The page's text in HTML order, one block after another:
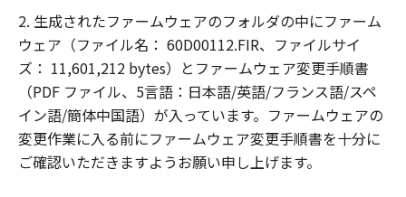
(2) お客様は、「許諾ソフトウェア」の全
部または一部を修正、改変、翻訳、翻案、
逆コンパイル、逆アセンブル、その他リバ
ースエンジニアリング等することはできま
せん。また第三者にこのような行為をさせ
てはなりません。
帰属
2. 生成されたファームウェアのフォルダの中にファーム
ウェア（ファイル名： 60D00112.FIR、ファイルサイ
ズ： 11,601,212 bytes）とファームウェア変更手順書
（PDF ファイル、5言語：日本語/英語/フランス語/スペ
イン語/簡体中国語）が入っています。ファームウェアの
変更作業に入る前にファームウェア変更手順書を十分に
ご確認いただきますようお願い申し上げます。